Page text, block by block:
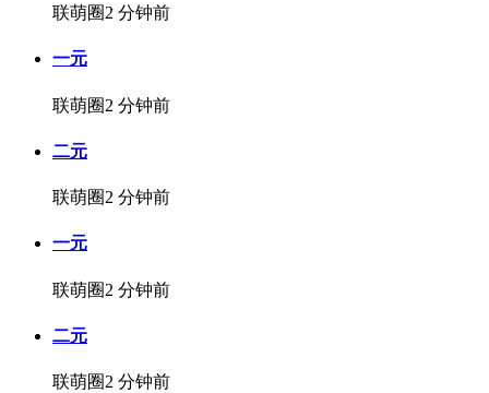
联萌圈2 分钟前
一元
联萌圈2 分钟前
二元
联萌圈2 分钟前
一元
联萌圈2 分钟前
二元
联萌圈2 分钟前